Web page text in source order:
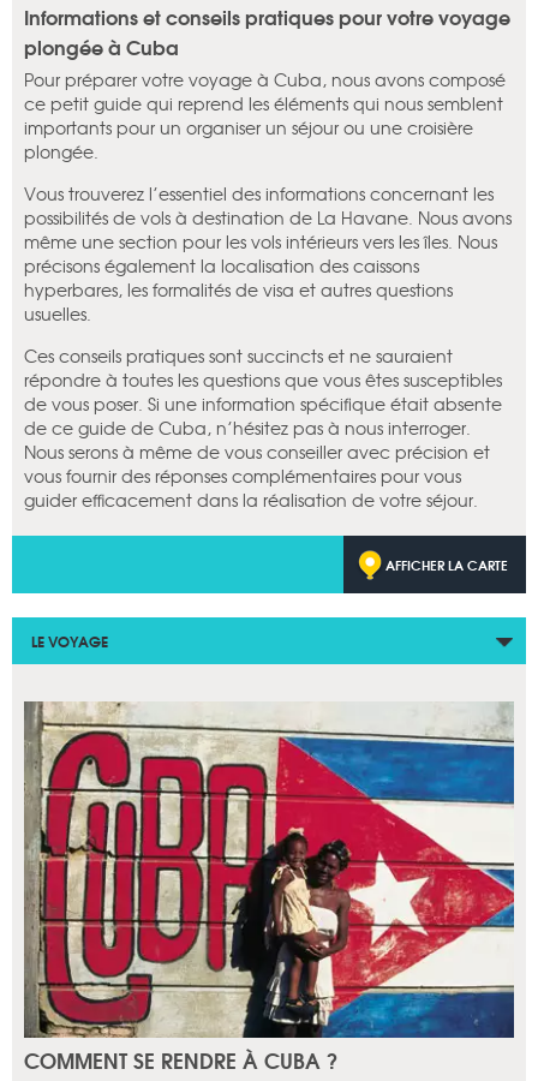
Informations et conseils pratiques pour votre voyage
plongée à Cuba
Pour préparer votre voyage à Cuba, nous avons composé
ce petit guide qui reprend les éléments qui nous semblent
importants pour un organiser un séjour ou une croisière
plongée.
Vous trouverez l’essentiel des informations concernant les
possibilités de vols à destination de La Havane. Nous avons
même une section pour les vols intérieurs vers les îles. Nous
précisons également la localisation des caissons
hyperbares, les formalités de visa et autres questions
usuelles.
Ces conseils pratiques sont succincts et ne sauraient
répondre à toutes les questions que vous êtes susceptibles
de vous poser. Si une information spécifique était absente
de ce guide de Cuba, n’hésitez pas à nous interroger.
Nous serons à même de vous conseiller avec précision et
vous fournir des réponses complémentaires pour vous
guider efficacement dans la réalisation de votre séjour.
AFFICHER LA CARTE
LE VOYAGE
COMMENT SE RENDRE À CUBA ?